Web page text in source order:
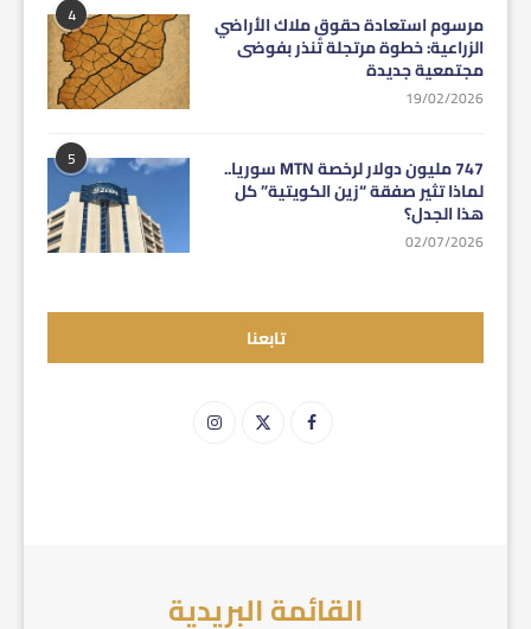
4 مرسوم استعادة حقوق ملاك الأراضي
الزراعية: خطوة مرتجلة تُنذر بفوضى
مجتمعية جديدة
19/02/2026
5 747 مليون دولار لرخصة MTN سوريا..
لماذا تثير صفقة “زين الكويتية” كل
هذا الجدل؟
02/07/2026
تابعنا
القائمة البريدية